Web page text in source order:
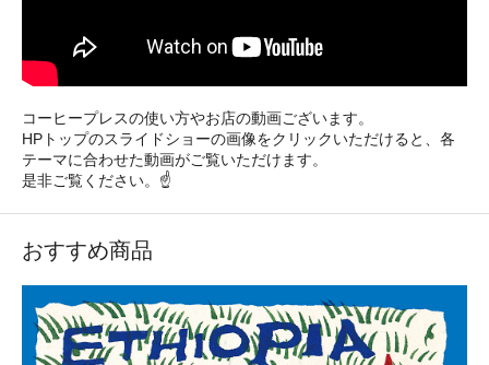
コーヒープレスの使い方やお店の動画ございます。
HPトップのスライドショーの画像をクリックいただけると、各
テーマに合わせた動画がご覧いただけます。
是非ご覧ください。☝
おすすめ商品